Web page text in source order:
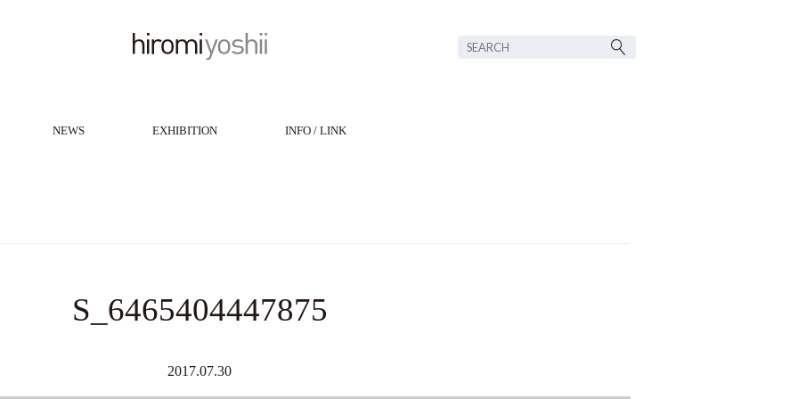
NEWS EXHIBITION INFO / LINK
S_6465404447875
2017.07.30